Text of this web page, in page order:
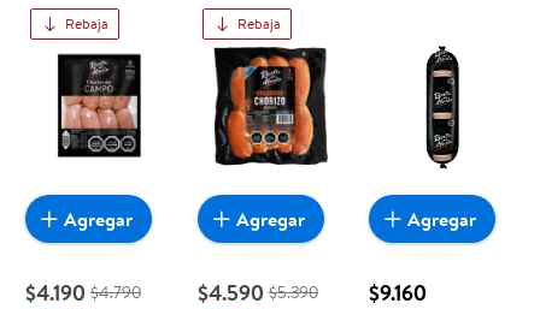
Rebaja
$4.190 $4.790
Agregar
Rebaja
$4.590 $5.390
Agregar
$9.160
Agregar